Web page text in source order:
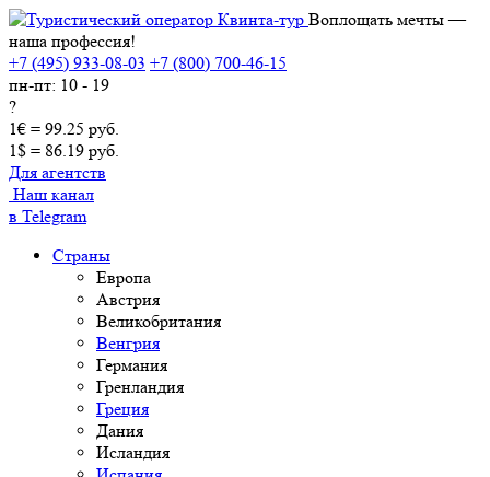
Воплощать мечты —
наша профессия!
+7 (495) 933-08-03 +7 (800) 700-46-15
пн-пт: 10 - 19
?
1€ = 99.25 руб.
1$ = 86.19 руб.
Для агентств
Наш канал
в Telegram
Страны
Европа
Австрия
Великобритания
Венгрия
Германия
Гренландия
Греция
Дания
Исландия